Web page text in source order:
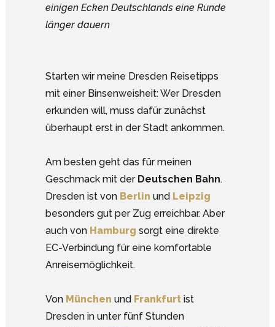
einigen Ecken Deutschlands eine Runde
länger dauern
Starten wir meine Dresden Reisetipps
mit einer Binsenweisheit: Wer Dresden
erkunden will, muss dafür zunächst
überhaupt erst in der Stadt ankommen.
Am besten geht das für meinen
Geschmack mit der Deutschen Bahn.
Dresden ist von Berlin und Leipzig
besonders gut per Zug erreichbar. Aber
auch von Hamburg sorgt eine direkte
EC-Verbindung für eine komfortable
Anreisemöglichkeit.
Von München und Frankfurt ist
Dresden in unter fünf Stunden